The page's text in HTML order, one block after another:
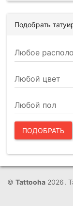
Подобрать
ПОДОБРАТЬ
©Tattooha 2026.